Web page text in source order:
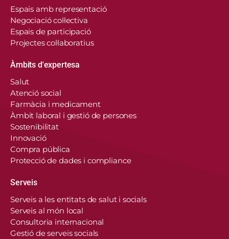
Espais amb representació
Negociació col·lectiva
Espais de participació
Projectes col·laboratius
Àmbits d'expertesa
Salut
Atenció social
Farmàcia i medicament
Àmbit laboral i gestió de persones
Sostenibilitat
Innovació
Compra pública
Protecció de dades i compliance
Serveis
Serveis a les entitats de salut i socials
Serveis al món local
Consultoria internacional
Gestió de serveis socials